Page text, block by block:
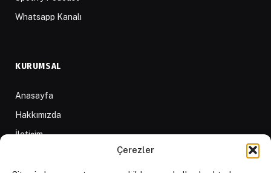
Çerezler
Whatsapp Kanalı
KURUMSAL
Anasayfa
Hakkımızda
İletişim